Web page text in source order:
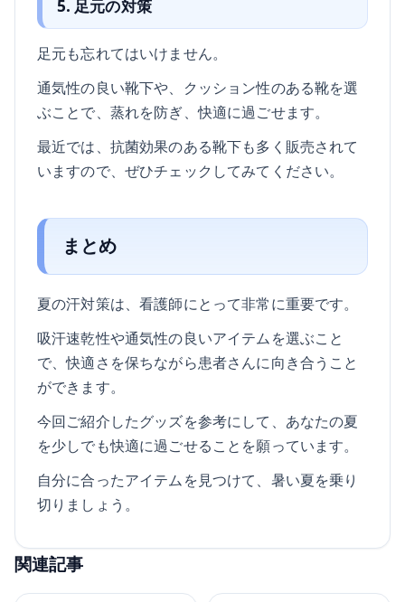
5. 足元の対策
足元も忘れてはいけません。
通気性の良い靴下や、クッション性のある靴を選
ぶことで、蒸れを防ぎ、快適に過ごせます。
最近では、抗菌効果のある靴下も多く販売されて
いますので、ぜひチェックしてみてください。
まとめ
夏の汗対策は、看護師にとって非常に重要です。
吸汗速乾性や通気性の良いアイテムを選ぶこと
で、快適さを保ちながら患者さんに向き合うこと
ができます。
今回ご紹介したグッズを参考にして、あなたの夏
を少しでも快適に過ごせることを願っています。
自分に合ったアイテムを見つけて、暑い夏を乗り
切りましょう。
関連記事